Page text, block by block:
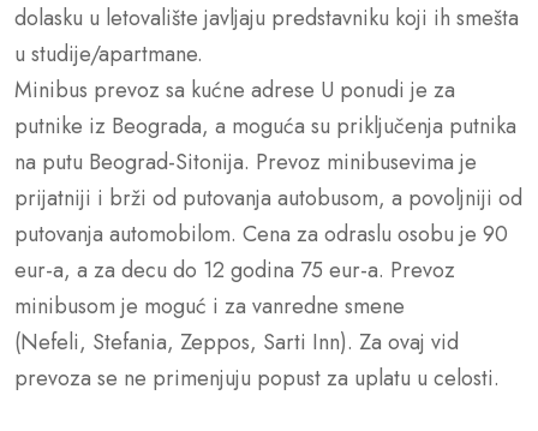
dolasku u letovalište javljaju predstavniku koji ih smešta
u studije/apartmane.
Minibus prevoz sa kućne adrese U ponudi je za
putnike iz Beograda, a moguća su priključenja putnika
na putu Beograd-Sitonija. Prevoz minibusevima je
prijatniji i brži od putovanja autobusom, a povoljniji od
putovanja automobilom. Cena za odraslu osobu je 90
eur-a, a za decu do 12 godina 75 eur-a. Prevoz
minibusom je moguć i za vanredne smene
(Nefeli, Stefania, Zeppos, Sarti Inn). Za ovaj vid
prevoza se ne primenjuju popust za uplatu u celosti.